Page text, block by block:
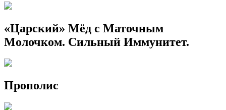
«Царский» Мёд с Маточным
Молочком. Сильный Иммунитет.
Прополис